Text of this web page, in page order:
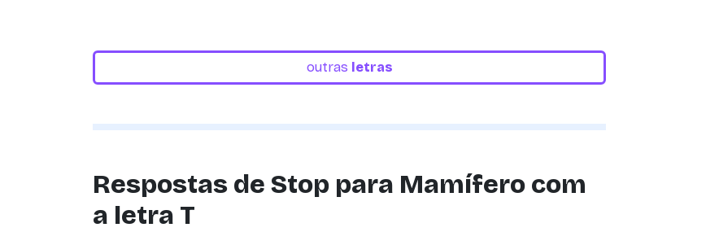
outras letras
Respostas de Stop para Mamífero com
a letra T